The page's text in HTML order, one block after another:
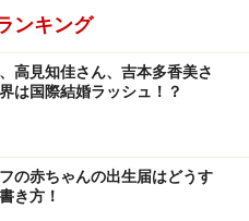
人として育てるか、子ど
わる問題です。親としては
に悩むこと自体が国際結婚
す。日本人同士の結婚な
。
ンキング
高見知佳さん、吉本多香美さ
は国際結婚ラッシュ！？
の赤ちゃんの出生届はどうす
き方！